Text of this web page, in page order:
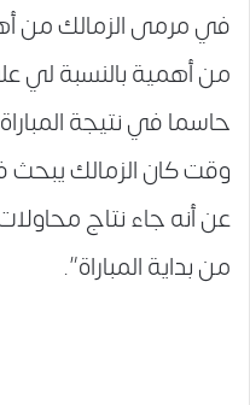
في مرمى الزمالك من
من أهمية بالنسبة لي
حاسما في نتيجة
وقت كان الزمالك يبحث
عن أنه جاء نتاج
من بداية المباراة”.